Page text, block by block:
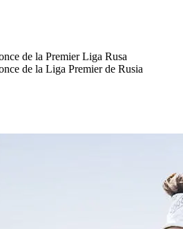
de la Premier Liga Rusa
de la Liga Premier de Rusia